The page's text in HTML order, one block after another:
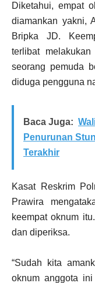
Diketahui, empat
diamankan yakni,
Bripka JD.
terlibat
seorang pemuda
diduga pengguna
Baca Juga:
Penurunan
Terakhir
Kasat Reskrim
Prawira
keempat oknum
dan diperiksa.
“Sudah kita
oknum anggota